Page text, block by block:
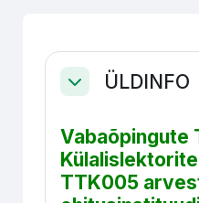
EinklappenÜLDINFO
Vabaõpingute
TTK005